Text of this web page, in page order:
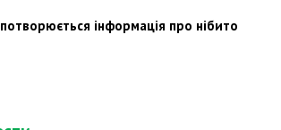
інформація про нібито